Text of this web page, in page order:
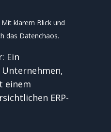
klarem Blick und
das Datenchaos.
Ein
einem
ERP-